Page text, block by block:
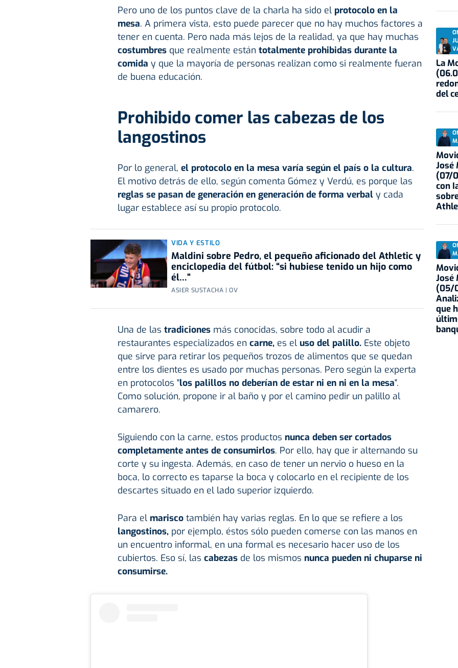
Pero uno de los puntos clave de la charla ha sido el protocolo en la
mesa. A primera vista, esto puede parecer que no hay muchos factores a
tener en cuenta. Pero nada más lejos de la realidad, ya que hay muchas
costumbresque realmente están totalmente prohibidas durante la
comida y que la mayoría de personas realizan como si realmente fueran
de buena educación.
Prohibido comer las cabezas de los
langostinos
Por lo general, el protocolo en la mesa varía según el país o la cultura.
El motivo detrás de ello, según comenta Gómez y Verdú, es porque las
reglas se pasan de generación en generación de forma verbaly cada
lugar establece así su propio protocolo.
VIDA Y ESTILO
Maldini sobre Pedro, el pequeño aficionado del Athletic y
enciclopedia del fútbol: “si hubiese tenido un hijo como
él…”
ASIER SUSTACHA | OV
Una de las tradicionesmás conocidas, sobre todo al acudir a
restaurantes especializados en carne,es el uso del palillo.Este objeto
que sirve para retirar los pequeños trozos de alimentos que se quedan
entre los dientes es usado por muchas personas. Pero según la experta
en protocolos "los palillos no deberían de estar ni en ni en la mesa".
Como solución, propone ir al baño y por el camino pedir un palillo al
camarero.
Siguiendo con la carne, estos productos nunca deben ser cortados
completamente antes de consumirlos. Por ello, hay que ir alternando su
corte y su ingesta. Además, en caso de tener un nervio o hueso en la
boca, lo correcto es taparse la boca y colocarlo en el recipiente de los
descartes situado en el lado superior izquierdo.
Para el mariscotambién hay varias reglas. En lo que se refiere a los
langostinos,por ejemplo, éstos sólo pueden comerse con las manos en
un encuentro informal, en una formal es necesario hacer uso de los
cubiertos. Eso sí, las cabezasde los mismos nunca pueden ni chuparse ni
consumirse.
La
del
José
(07/
con
José
(05/
que